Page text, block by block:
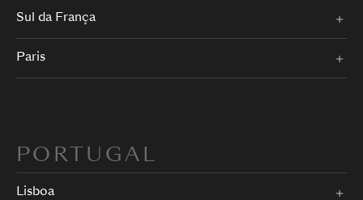
Sul da França
Paris
PORTUGAL
Lisboa